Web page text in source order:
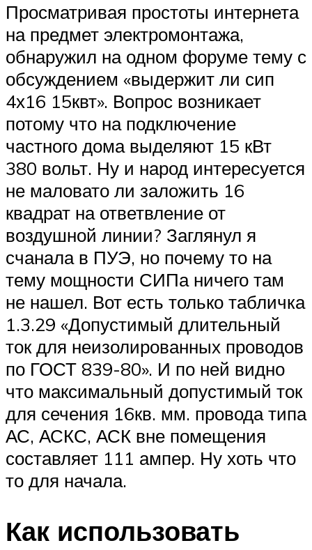
Просматривая простоты интернета
на предмет электромонтажа,
обнаружил на одном форуме тему с
обсуждением «выдержит ли сип
4х16 15квт». Вопрос возникает
потому что на подключение
частного дома выделяют 15 кВт
380 вольт. Ну и народ интересуется
не маловато ли заложить 16
квадрат на ответвление от
воздушной линии? Заглянул я
счанала в ПУЭ, но почему то на
тему мощности СИПа ничего там
не нашел. Вот есть только табличка
1.3.29 «Допустимый длительный
ток для неизолированных проводов
по ГОСТ 839-80». И по ней видно
что максимальный допустимый ток
для сечения 16кв. мм. провода типа
АС, АСКС, АСК вне помещения
составляет 111 ампер. Ну хоть что
то для начала.
Как использовать